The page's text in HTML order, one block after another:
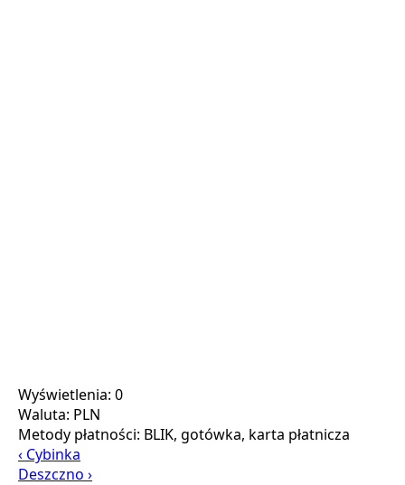
Wyświetlenia: 0
Waluta: PLN
Metody płatności: BLIK, gotówka, karta płatnicza
‹ Cybinka
Deszczno ›